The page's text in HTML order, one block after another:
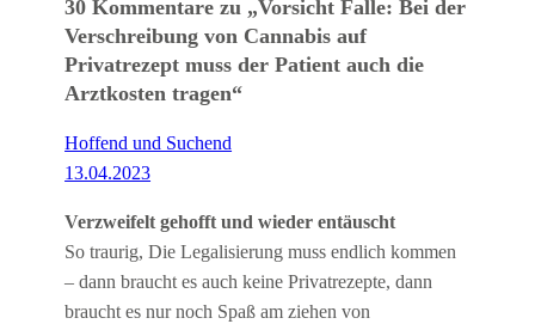
30 Kommentare zu „Vorsicht Falle: Bei der
Verschreibung von Cannabis auf
Privatrezept muss der Patient auch die
Arztkosten tragen“
Hoffend und Suchend
13.04.2023
Verzweifelt gehofft und wieder entäuscht
So traurig, Die Legalisierung muss endlich kommen
– dann braucht es auch keine Privatrezepte, dann
braucht es nur noch Spaß am ziehen von